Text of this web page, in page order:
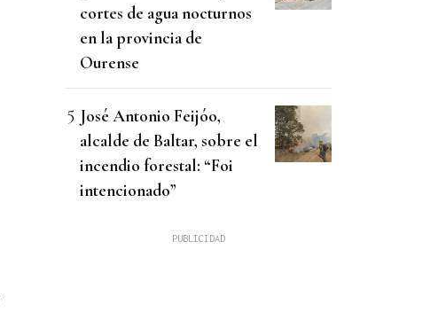
cortes de agua nocturnos
en la provincia de
Ourense
José Antonio Feijóo,
alcalde de Baltar, sobre el
incendio forestal: “Foi
intencionado”